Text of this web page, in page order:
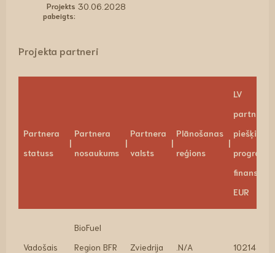
Projekts
pabeigts:
30.06.2028
Projekta partneri
Partnera
statuss
Partnera
nosaukums
Partnera
valsts
Plānošanas
reģions
LV
partnerim
piešķirtais
EUR
Vadošais
BioFuel
Region BFR
Zviedrija .N/A 102144